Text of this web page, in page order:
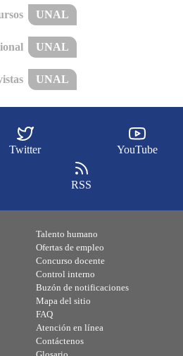
UNAL
UNAL
UNAL
Twitter YouTube
RSS
Talento humano
Ofertas de empleo
Concurso docente
Control interno
Buzón de notificaciones
Mapa del sitio
FAQ
Atención en línea
Contáctenos